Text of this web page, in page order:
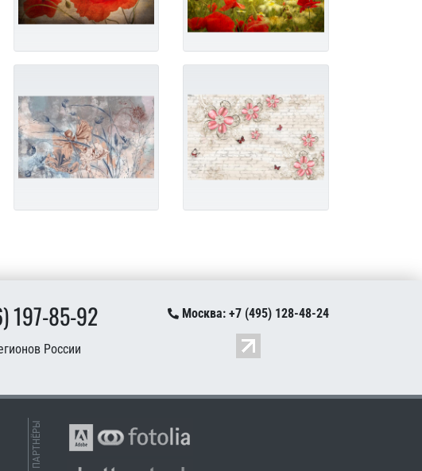
197-85-92
России
Москва: +7 (495) 128-48-24